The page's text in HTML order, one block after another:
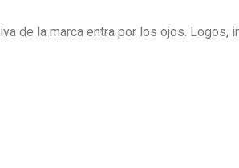
de la marca entra por los ojos. Logos,